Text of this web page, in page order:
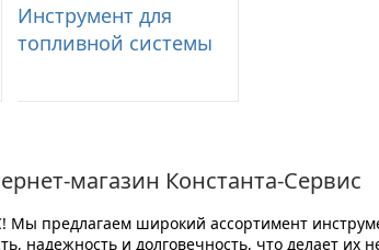
магазин Константа-Сервис
! Мы предлагаем широкий ассортимент
надежность и долговечность, что делает
Инструмент для
топливной системы